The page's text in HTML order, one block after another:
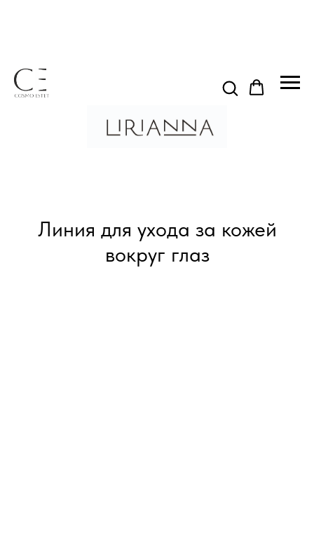
Линия для ухода за кожей
вокруг глаз